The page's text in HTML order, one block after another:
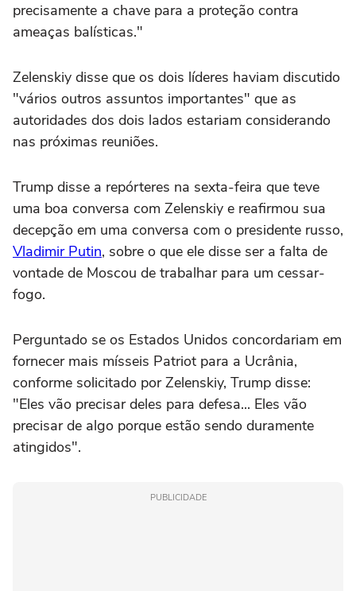
precisamente a chave para a proteção contra
ameaças balísticas."
Zelenskiy disse que os dois líderes haviam discutido
"vários outros assuntos importantes" que as
autoridades dos dois lados estariam considerando
nas próximas reuniões.
Trump disse a repórteres na sexta-feira que teve
uma boa conversa com Zelenskiy e reafirmou sua
decepção em uma conversa com o presidente russo,
Vladimir Putin, sobre o que ele disse ser a falta de
vontade de Moscou de trabalhar para um cessar-
fogo.
Perguntado se os Estados Unidos concordariam em
fornecer mais mísseis Patriot para a Ucrânia,
conforme solicitado por Zelenskiy, Trump disse:
"Eles vão precisar deles para defesa... Eles vão
precisar de algo porque estão sendo duramente
atingidos".
PUBLICIDADE